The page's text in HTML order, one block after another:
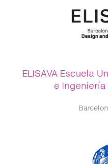
ELISAVA Escuela
e